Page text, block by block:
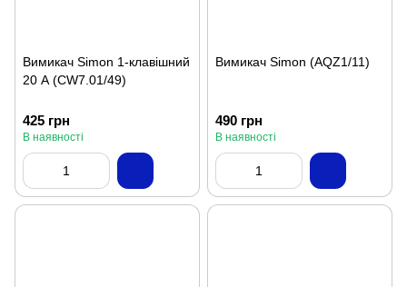
Вимикач Simon 1-клавішний
20 А (CW7.01/49)
425 грн
В наявності
Вимикач Simon (AQZ1/11)
490 грн
В наявності